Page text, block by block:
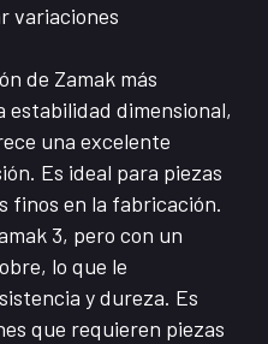
variaciones
de Zamak más
estabilidad dimensional,
una excelente
Es ideal para piezas
finos en la fabricación.
3, pero con un
lo que le
y dureza. Es
que requieren piezas